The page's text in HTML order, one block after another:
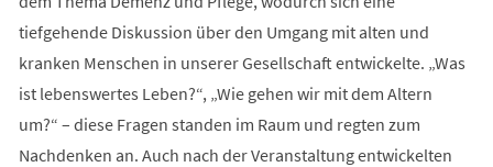
tiefgehende Diskussion über den Umgang mit alten und
kranken Menschen in unserer Gesellschaft entwickelte. „Was
ist lebenswertes Leben?“, „Wie gehen wir mit dem Altern
um?“ – diese Fragen standen im Raum und regten zum
Nachdenken an. Auch nach der Veranstaltung entwickelten